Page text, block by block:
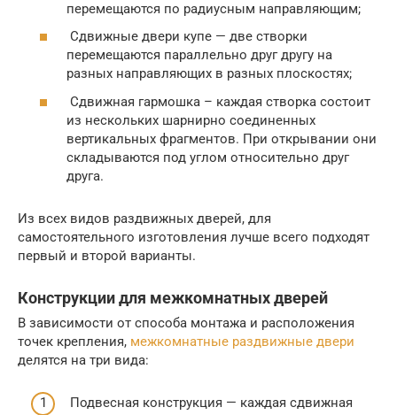
перемещаются по радиусным направляющим;
Сдвижные двери купе — две створки
перемещаются параллельно друг другу на
разных направляющих в разных плоскостях;
Сдвижная гармошка – каждая створка состоит
из нескольких шарнирно соединенных
вертикальных фрагментов. При открывании они
складываются под углом относительно друг
друга.
Из всех видов раздвижных дверей, для
самостоятельного изготовления лучше всего подходят
первый и второй варианты.
Конструкции для межкомнатных дверей
В зависимости от способа монтажа и расположения
точек крепления, межкомнатные раздвижные двери
делятся на три вида:
Подвесная конструкция — каждая сдвижная